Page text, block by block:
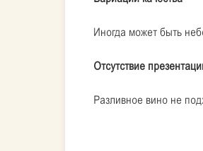
Иногда может быть
Отсутствие
Разливное вино не